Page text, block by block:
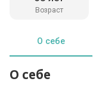
Возраст
О себе
О себе